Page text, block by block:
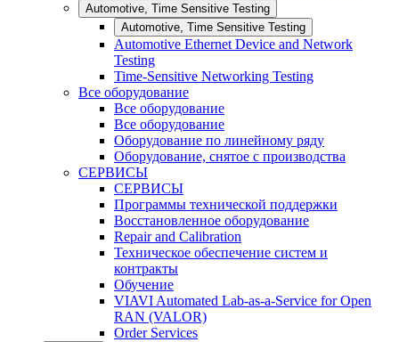
Automotive, Time Sensitive Testing
Automotive, Time Sensitive Testing
Automotive Ethernet Device and Network
Testing
Time-Sensitive Networking Testing
Все оборудование
Все оборудование
Все оборудование
Оборудование по линейному ряду
Оборудование, снятое с производства
СЕРВИСЫ
СЕРВИСЫ
Программы технической поддержки
Восстановленное оборудование
Repair and Calibration
Техническое обеспечение систем и
контракты
Обучение
VIAVI Automated Lab-as-a-Service for Open
RAN (VALOR)
Order Services